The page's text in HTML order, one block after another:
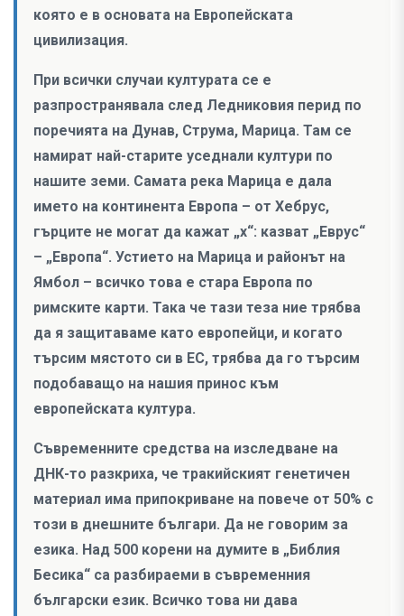
която е в основата на Европейската
цивилизация.
При всички случаи културата се е
разпространявала след Ледниковия перид по
поречията на Дунав, Струма, Марица. Там се
намират най-старите уседнали култури по
нашите земи. Самата река Марица е дала
името на континента Европа – от Хебрус,
гърците не могат да кажат „х“: казват „Еврус“
– „Европа“. Устието на Марица и районът на
Ямбол – всичко това е стара Европа по
римските карти. Така че тази теза ние трябва
да я защитаваме като европейци, и когато
търсим мястото си в ЕС, трябва да го търсим
подобаващо на нашия принос към
европейската култура.
Съвременните средства на изследване на
ДНК-то разкриха, че тракийският генетичен
материал има припокриване на повече от 50% с
този в днешните българи. Да не говорим за
езика. Над 500 корени на думите в „Библия
Бесика“ са разбираеми в съвременния
български език. Всичко това ни дава